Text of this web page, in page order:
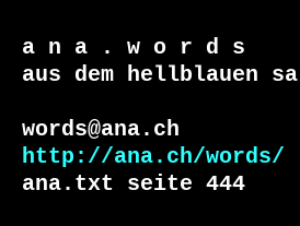
a n a . w o r d s
aus dem hellblauen
http://ana.ch/words/
ana.txt seite 444